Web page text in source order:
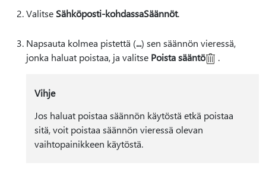
Valitse Sähköposti-kohdassaSäännöt.
Napsauta kolmea pistettä (...) sen säännön vieressä,
jonka haluat poistaa, ja valitse Poista sääntö .
Vihje
Jos haluat poistaa säännön käytöstä etkä poistaa
sitä, voit poistaa säännön vieressä olevan
vaihtopainikkeen käytöstä.